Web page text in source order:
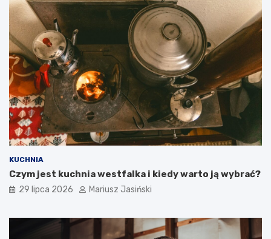
KUCHNIA
Czym jest kuchnia westfalka i kiedy warto ją wybrać?
29 lipca 2026 Mariusz Jasiński